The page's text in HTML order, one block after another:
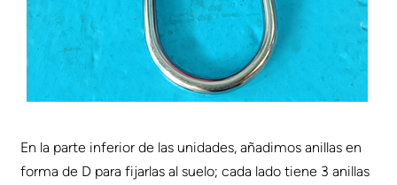
En la parte inferior de las unidades, añadimos anillas en
forma de D para fijarlas al suelo; cada lado tiene 3 anillas